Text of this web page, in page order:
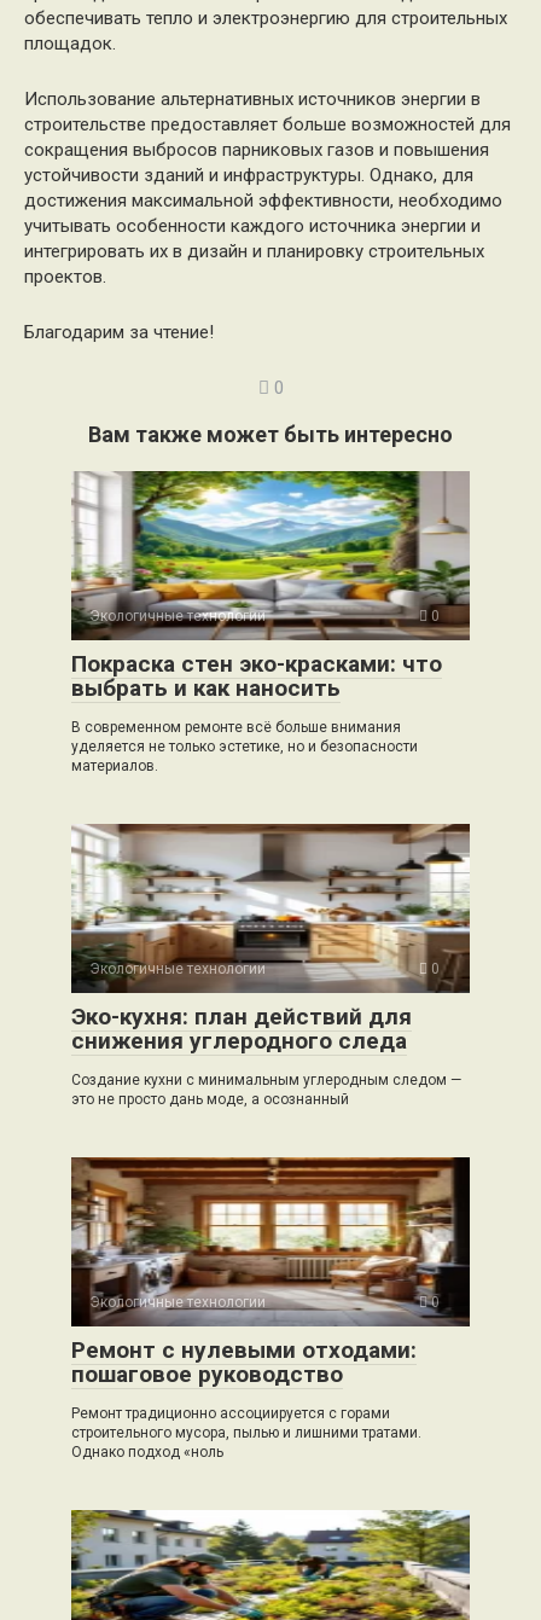
обеспечивать тепло и электроэнергию для строительных
площадок.
Использование альтернативных источников энергии в
строительстве предоставляет больше возможностей для
сокращения выбросов парниковых газов и повышения
устойчивости зданий и инфраструктуры. Однако, для
достижения максимальной эффективности, необходимо
учитывать особенности каждого источника энергии и
интегрировать их в дизайн и планировку строительных
проектов.
Благодарим за чтение!
0
Вам также может быть интересно
Экологичные технологии 0
Покраска стен эко-красками: что
выбрать и как наносить
В современном ремонте всё больше внимания
уделяется не только эстетике, но и безопасности
материалов.
Экологичные технологии 0
Эко-кухня: план действий для
снижения углеродного следа
Создание кухни с минимальным углеродным следом —
это не просто дань моде, а осознанный
Экологичные технологии 0
Ремонт с нулевыми отходами:
пошаговое руководство
Ремонт традиционно ассоциируется с горами
строительного мусора, пылью и лишними тратами.
Однако подход «ноль